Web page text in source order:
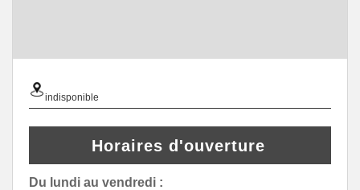
indisponible
Horaires d'ouverture
Du lundi au vendredi :